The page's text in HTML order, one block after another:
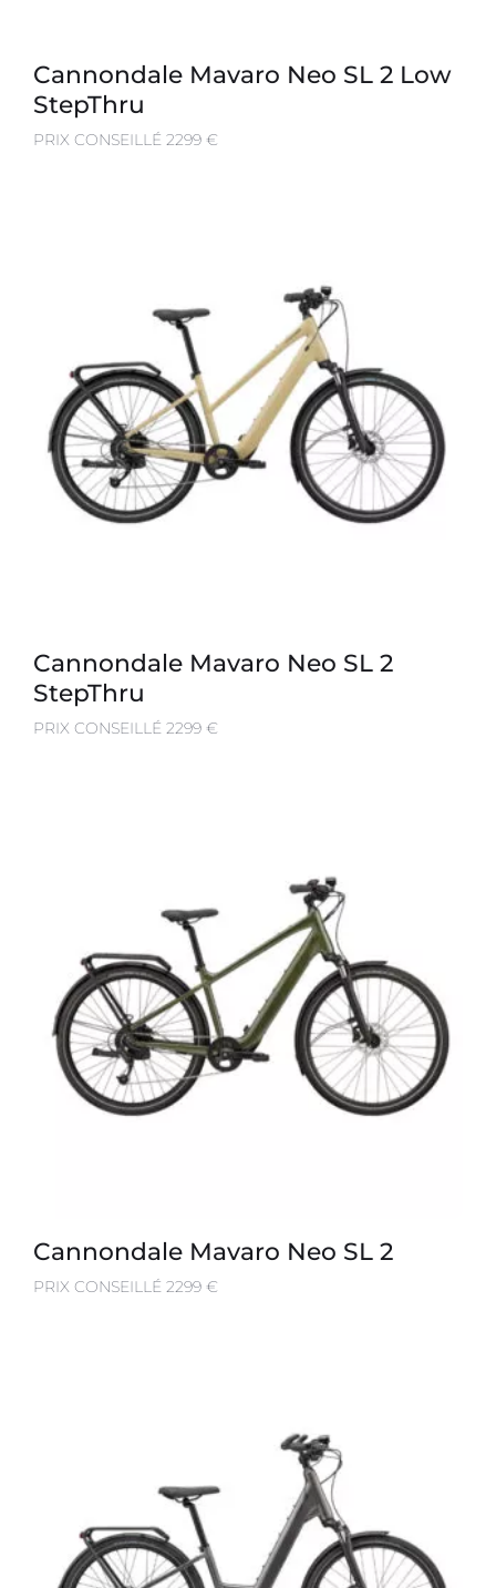
Cannondale Mavaro Neo SL 2 Low
StepThru
PRIX CONSEILLÉ 2299 €
Cannondale Mavaro Neo SL 2
StepThru
PRIX CONSEILLÉ 2299 €
Cannondale Mavaro Neo SL 2
PRIX CONSEILLÉ 2299 €